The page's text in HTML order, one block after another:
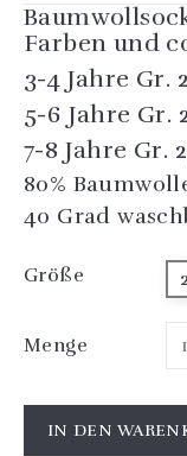
Farben und
3-4 Jahre Gr.
5-6 Jahre Gr.
7-8 Jahre Gr.
80%
40 Grad
Größe
Menge
IN DEN